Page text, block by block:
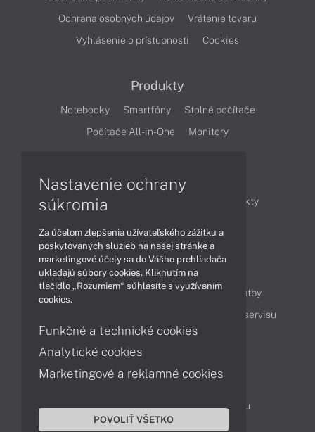
Ochrana osobných údajov
Vrátenie tovaru
Vyhlásenie o prístupnosti
Cookies
Produkty
Notebooky Smartfóny
Stolné počítače
Počítače All-in-One
Monitory
Články
Obchodné informácie
Produkty
Obsah
Ako nakupovať
Možnosti doručenia a platby
Cenník servisu
Kontakty
Servisné oddelenie
Reklamácia tovaru
Nastavenie ochrany
súkromia
Za účelom zlepšenia užívateľského zážitku a
poskytovaných služieb na našej stránke a
marketingové účely sa do Vášho prehliadača
ukladajú súbory cookies. Kliknutím na
tlačidlo „Rozumiem“ súhlasíte s využívaním
cookies.
Funkčné a technické cookies
Analytické cookies
Marketingové a reklamné cookies
POVOLIŤ VŠETKO